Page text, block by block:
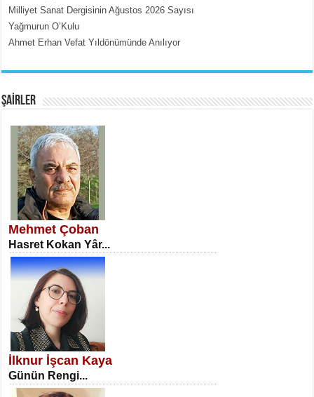
SATILMIŞ ÜMİT ÇETİNKAYA
Erkenlik...
NECLA DİLEK ARSLAN
Öğretmenler Günü Mahkemesi...
Milliyet Sanat Dergisinin Ağustos 2026 Sayısı
Yağmurun O’Kulu
Ahmet Erhan Vefat Yıldönümünde Anılıyor
ŞAİRLER
Mehmet Çoban
Hasret Kokan Yâr...
İlknur İşcan Kaya
Günün Rengi...